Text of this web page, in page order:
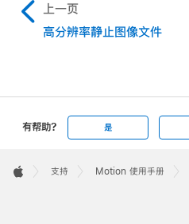
上一页
高分辨率静止图像文件
有帮助? 是
Footer

支持 Motion 使用手册